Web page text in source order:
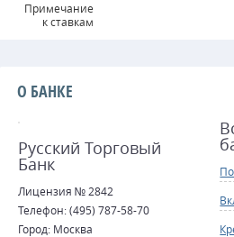
Примечание
к ставкам
О БАНКЕ
Русский Торговый
Банк
Лицензия № 2842
Телефон: (495) 787-58-70
Город: Москва